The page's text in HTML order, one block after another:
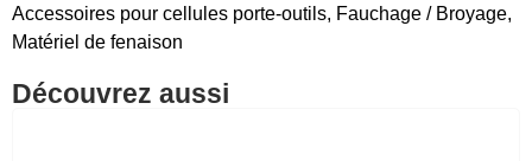
Accessoires pour cellules porte-outils, Fauchage / Broyage,
Matériel de fenaison
Découvrez aussi